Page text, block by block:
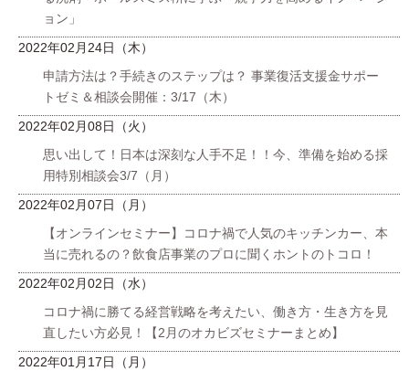
ョン」
2022年02月24日（木）
申請方法は？手続きのステップは？ 事業復活支援金サポー
トゼミ＆相談会開催：3/17（木）
2022年02月08日（火）
思い出して！日本は深刻な人手不足！！今、準備を始める採
用特別相談会3/7（月）
2022年02月07日（月）
【オンラインセミナー】コロナ禍で人気のキッチンカー、本
当に売れるの？飲食店事業のプロに聞くホントのトコロ！
2022年02月02日（水）
コロナ禍に勝てる経営戦略を考えたい、働き方・生き方を見
直したい方必見！【2月のオカビズセミナーまとめ】
2022年01月17日（月）